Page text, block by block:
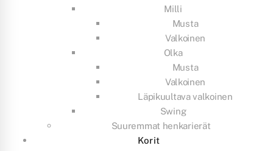
Milli
Musta
Valkoinen
Olka
Musta
Valkoinen
Läpikuultava valkoinen
Swing
Suuremmat henkarierät
Korit